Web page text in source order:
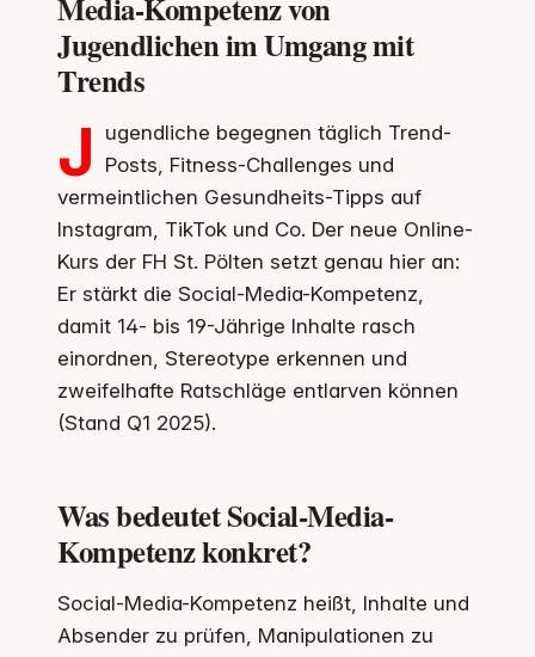
Jugendlichen im Umgang mit
Trends
J
ugendliche begegnen täglich Trend-
Posts, Fitness-Challenges und
vermeintlichen Gesundheits-Tipps auf
Instagram, TikTok und Co. Der neue Online-
Kurs der FH St. Pölten setzt genau hier an:
Er stärkt die Social-Media-Kompetenz,
damit 14- bis 19-Jährige Inhalte rasch
einordnen, Stereotype erkennen und
zweifelhafte Ratschläge entlarven können
(Stand Q1 2025).
Was bedeutet Social-Media-
Kompetenz konkret?
Social-Media-Kompetenz heißt, Inhalte und
Absender zu prüfen, Manipulationen zu